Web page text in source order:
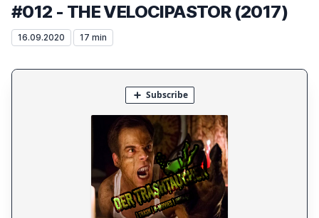
#012 - THE VELOCIPASTOR (2017)
16.09.2020 17 min